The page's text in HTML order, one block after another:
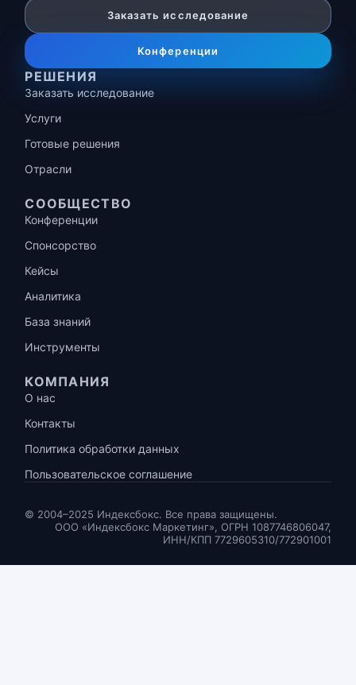
Заказать исследование
Конференции
РЕШЕНИЯ
Заказать исследование
Услуги
Готовые решения
Отрасли
СООБЩЕСТВО
Конференции
Спонсорство
Кейсы
Аналитика
База знаний
Инструменты
КОМПАНИЯ
О нас
Контакты
Политика обработки данных
Пользовательское соглашение
© 2004–2025 Индексбокс. Все права защищены.
ООО «Индексбокс Маркетинг», ОГРН 1087746806047,
ИНН/КПП 7729605310/772901001